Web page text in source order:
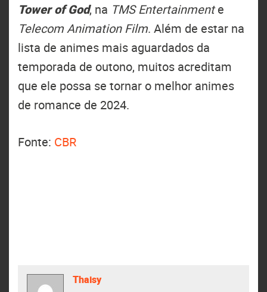
Tower of God, na TMS Entertainmente
Telecom Animation Film. Além de estar na
lista de animes mais aguardados da
temporada de outono, muitos acreditam
que ele possa se tornar o melhor animes
de romance de 2024.
Fonte: CBR
Thaisy